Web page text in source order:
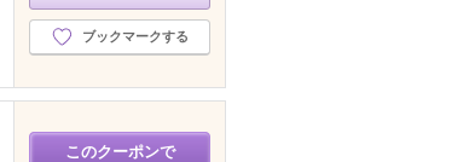
ブックマークする
このクーポンで